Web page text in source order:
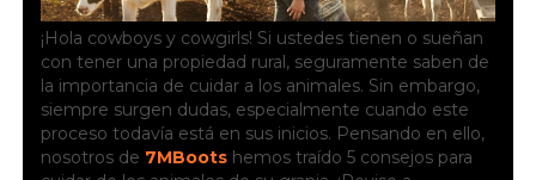
¡Hola cowboys y cowgirls! Si ustedes tienen o sueñan
con tener una propiedad rural, seguramente saben de
la importancia de cuidar a los animales. Sin embargo,
siempre surgen dudas, especialmente cuando este
proceso todavía está en sus inicios. Pensando en ello,
nosotros de 7MBootshemos traído 5 consejos para